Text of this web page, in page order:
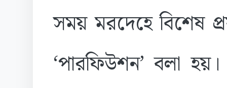
সময় মরদেহে বিশেষ
‘পারফিউশন’ বলা